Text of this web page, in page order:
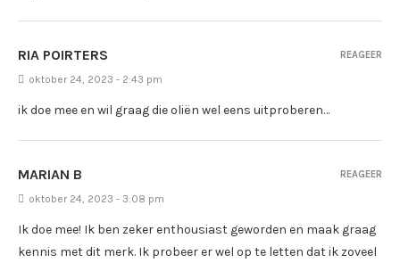
RIA POIRTERS
oktober 24, 2023 - 2:43 pm
ik doe mee en wil graag die oliën wel eens uitproberen…
REAGEER
MARIAN B
oktober 24, 2023 - 3:08 pm
Ik doe mee! Ik ben zeker enthousiast geworden en maak graag
kennis met dit merk. Ik probeer er wel op te letten dat ik zoveel
REAGEER